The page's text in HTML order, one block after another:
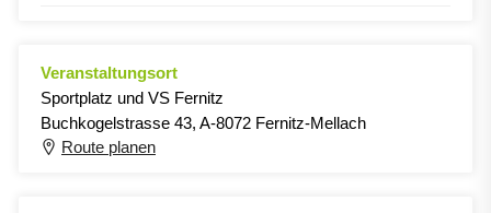
Veranstaltungsort
Sportplatz und VS Fernitz
Buchkogelstrasse 43, A-8072 Fernitz-Mellach
Route planen